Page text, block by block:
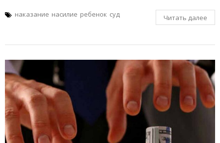
наказание насилие ребенок суд Читать далее